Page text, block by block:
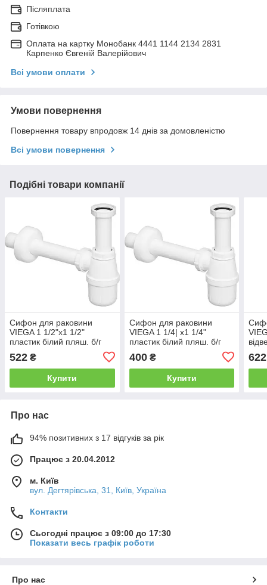
Післяплата
Готівкою
Оплата на картку Монобанк 4441 1144 2134 2831
Карпенко Євгеній Валерійович
Всі умови оплати
Умови повернення
Повернення товару впродовж 14 днів за домовленістю
Всі умови повернення
Подібні товари компанії
Сифон для раковини
VIEGA 1 1/2"х1 1/2"
пластик білий пляш. б/г
522 ₴
Купити
Сифон для раковини
VIEGA 1 1/4| х1 1/4"
пластик білий пляш. б/г
400₴
Купити
622
Про нас
94% позитивних з 17 відгуків за рік
Працює з 20.04.2012
м. Київ
вул. Дегтярівська, 31, Київ, Україна
Контакти
Сьогодні працює з 09:00 до 17:30
Показати весь графік роботи
Про нас